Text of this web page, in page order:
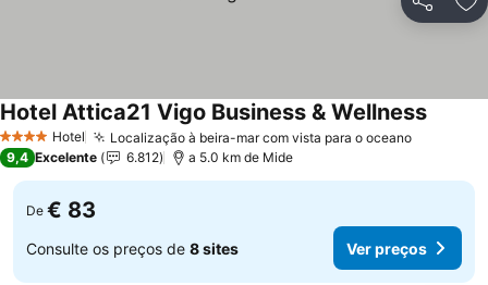
Partilhar
4 EstrelasHotel Localização à beira-mar com vista para o oceano
Hotel Attica21 Vigo Business & Wellness
9,4 Excelente 6.812 a 5.0 km de Mide
De € 83
Consulte os preços de 8 sites Ver preços